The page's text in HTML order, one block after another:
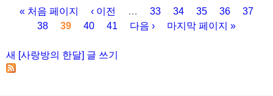
페이지
« 처음 페이지 ‹ 이전 … 33 34 35 36
37
38
39 40 41 다음 › 마지막 페이지 »
새 [사랑방의 한달] 글 쓰기